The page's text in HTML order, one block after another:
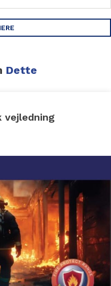
Dette
vejledning